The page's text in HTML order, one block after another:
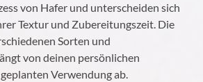
von Hafer und unterscheiden sich
Textur und Zubereitungszeit. Die
Sorten und
von deinen persönlichen
Verwendung ab.